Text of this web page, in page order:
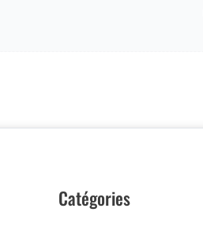
Catégories